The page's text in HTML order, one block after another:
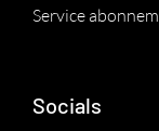
Service
Socials